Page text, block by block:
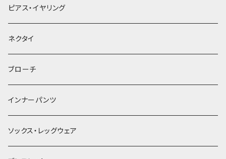
ヘアクリップ
ヘッドドレス・カチューシャ
ヘアゴム
簪
ピアス・イヤリング
ネクタイ
ブローチ
インナーパンツ
ソックス・レッグウェア